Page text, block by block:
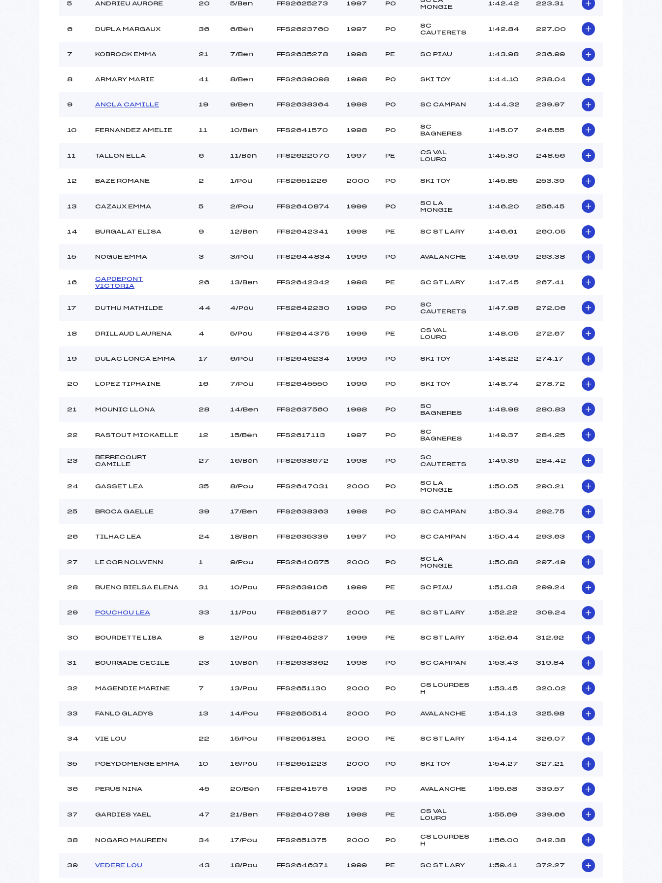
Température départ :
-12°C
Pénalité appliquée :
205.3400
5 ANDRIEU AURORE 20 5/Ben FFS2625273 1997 PO
MONGIE
1:42.42 223.31
6 DUPLA MARGAUX 36 6/Ben FFS2623760 1997 PO
SC
CAUTERETS
1:42.84 227.00
7 KOBROCK EMMA 21 7/Ben FFS2635278 1998 PE SC PIAU 1:43.98 236.99
8 ARMARY MARIE 41 8/Ben FFS2639098 1998 PO SKI TOY 1:44.10 238.04
9 ANCLA CAMILLE 19 9/Ben FFS2638364 1998 PO SC CAMPAN 1:44.32 239.97
10 FERNANDEZ AMELIE 11 10/Ben FFS2641570 1998 PO
SC
BAGNERES
1:45.07 246.55
11 TALLON ELLA 6 11/Ben FFS2622070 1997 PE
CS VAL
LOURO
1:45.30 248.56
12 BAZE ROMANE 2 1/Pou FFS2651226 2000 PO SKI TOY 1:45.85 253.39
13 CAZAUX EMMA 5 2/Pou FFS2640874 1999 PO
SC LA
MONGIE
1:46.20 256.45
14 BURGALAT ELISA 9 12/Ben FFS2642341 1998 PE SC ST LARY 1:46.61 260.05
15 NOGUE EMMA 3 3/Pou FFS2644834 1999 PO AVALANCHE 1:46.99 263.38
16
CAPDEPONT
VICTORIA
26 13/Ben FFS2642342 1998 PE SC ST LARY 1:47.45 267.41
17 DUTHU MATHILDE 44 4/Pou FFS2642230 1999 PO
SC
CAUTERETS
1:47.98 272.06
18 DRILLAUD LAURENA 4 5/Pou FFS2644375 1999 PE
CS VAL
LOURO
1:48.05 272.67
19 DULAC LONCA EMMA 17 6/Pou FFS2646234 1999 PO SKI TOY 1:48.22 274.17
20 LOPEZ TIPHAINE 16 7/Pou FFS2645550 1999 PO SKI TOY 1:48.74 278.72
21 MOUNIC LLONA 28 14/Ben FFS2637560 1998 PO
SC
BAGNERES
1:48.98 280.83
22 RASTOUT MICKAELLE 12 15/Ben FFS2617113 1997 PO
SC
BAGNERES
1:49.37 284.25
23
BERRECOURT
CAMILLE
27 16/Ben FFS2638672 1998 PO
SC
CAUTERETS
1:49.39 284.42
24 GASSET LEA 35 8/Pou FFS2647031 2000 PO
SC LA
MONGIE
1:50.05 290.21
25 BROCA GAELLE 39 17/Ben FFS2638363 1998 PO SC CAMPAN 1:50.34 292.75
26 TILHAC LEA 24 18/Ben FFS2635339 1997 PO SC CAMPAN 1:50.44 293.63
27 LE COR NOLWENN 1 9/Pou FFS2640875 2000 PO
SC LA
MONGIE
1:50.88 297.49
28 BUENO BIELSA ELENA 31 10/Pou FFS2639106 1999 PE SC PIAU 1:51.08 299.24
29 POUCHOU LEA 33 11/Pou FFS2651877 2000 PE SC ST LARY 1:52.22 309.24
30 BOURDETTE LISA 8 12/Pou FFS2645237 1999 PE SC ST LARY 1:52.64 312.92
31 BOURGADE CECILE 23 19/Ben FFS2638362 1998 PO SC CAMPAN 1:53.43 319.84
32 MAGENDIE MARINE 7 13/Pou FFS2651130 2000 PO
CS LOURDES
H
1:53.45 320.02
33 FANLO GLADYS 13 14/Pou FFS2650514 2000 PO AVALANCHE 1:54.13 325.98
34 VIE LOU 22 15/Pou FFS2651881 2000 PE SC ST LARY 1:54.14 326.07
35 POEYDOMENGE EMMA 10 16/Pou FFS2651223 2000 PO SKI TOY 1:54.27 327.21
36 PERUS NINA 45 20/Ben FFS2641576 1998 PO AVALANCHE 1:55.68 339.57
37 GARDIES YAEL 47 21/Ben FFS2640788 1998 PE
CS VAL
LOURO
1:55.69 339.66
38 NOGARO MAUREEN 34 17/Pou FFS2651375 2000 PO
CS LOURDES
H
1:56.00 342.38
39 VEDERE LOU 43 18/Pou FFS2646371 1999 PE SC ST LARY 1:59.41 372.27